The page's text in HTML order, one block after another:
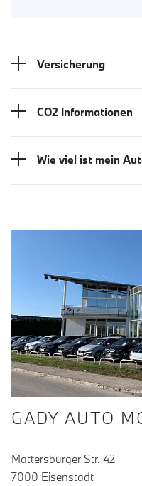
Versicherung
CO2 Informationen
Wie viel ist mein
GADY AUTO
Mattersburger Str. 42
7000 Eisenstadt